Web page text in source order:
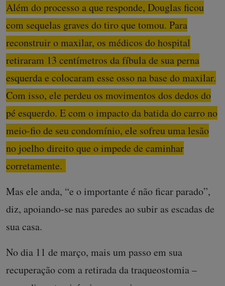
Além do processo a que responde, Douglas ficou
com sequelas graves do tiro que tomou. Para
reconstruir o maxilar, os médicos do hospital
retiraram 13 centímetros da fíbula de sua perna
esquerda e colocaram esse osso na base do maxilar.
Com isso, ele perdeu os movimentos dos dedos do
pé esquerdo. E com o impacto da batida do carro no
meio-fio de seu condomínio, ele sofreu uma lesão
no joelho direito que o impede de caminhar
corretamente.
Mas ele anda, “e o importante é não ficar parado”,
diz, apoiando-se nas paredes ao subir as escadas de
sua casa.
No dia 11 de março, mais um passo em sua
recuperação com a retirada da traqueostomia –